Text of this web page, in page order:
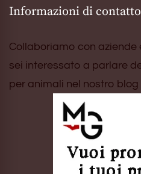
Informazioni di contatto
Collaboriamo con aziende
sei interessato a parlare
per animali nel nostro